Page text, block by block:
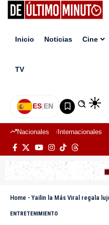
Inicio Noticias Cine
TV
ES|EN
Nacionales Internacionales
Home - Yailin la Más Viral regala
ENTRETENIMIENTO